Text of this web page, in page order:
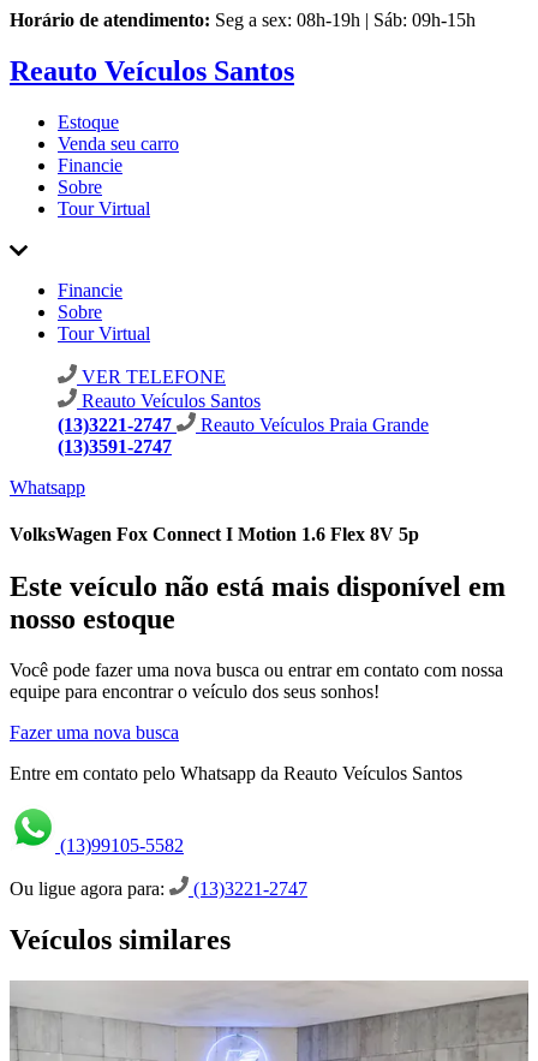
Horário de atendimento: Seg a sex: 08h-19h | Sáb: 09h-15h
Reauto Veículos Santos
Estoque
Venda seu carro
Financie
Sobre
Tour Virtual
Financie
Sobre
Tour Virtual
VER TELEFONE
Reauto Veículos Santos
(13)3221-2747
Reauto Veículos Praia Grande
(13)3591-2747
Whatsapp
VolksWagen Fox Connect I Motion 1.6 Flex 8V 5p
Este veículo não está mais disponível em
nosso estoque
Você pode fazer uma nova busca ou entrar em contato com nossa
equipe para encontrar o veículo dos seus sonhos!
Fazer uma nova busca
Entre em contato pelo Whatsapp da Reauto Veículos Santos
(13)99105-5582
Ou ligue agora para: (13)3221-2747
Veículos similares